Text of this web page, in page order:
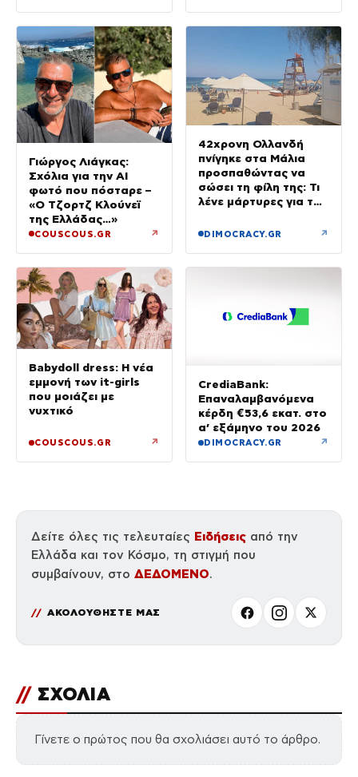
Γιώργος Λιάγκας:
Σχόλια για την ΑΙ
φωτό που πόσταρε –
«Ο Τζορτζ Κλούνεϊ
της Ελλάδας…»
COUSCOUS.GR ↗
42χρονη Ολλανδή
πνίγηκε στα Μάλια
προσπαθώντας να
σώσει τη φίλη της: Τι
λένε μάρτυρες για τον
DIMOCRACY.GR ↗
Babydoll dress: Η νέα
εμμονή των it-girls
που μοιάζει με
νυχτικό
COUSCOUS.GR ↗
CrediaBank:
Επαναλαμβανόμενα
κέρδη €53,6 εκατ. στο
α’ εξάμηνο του 2026
DIMOCRACY.GR ↗
Δείτε όλες τις τελευταίες Ειδήσεις από την
Ελλάδα και τον Κόσμο, τη στιγμή που
συμβαίνουν, στο ΔΕΔΟΜΕΝΟ.
ΑΚΟΛΟΥΘΗΣΤΕ ΜΑΣ
// ΣΧΟΛΙΑ
Γίνετε ο πρώτος που θα σχολιάσει αυτό το άρθρο.